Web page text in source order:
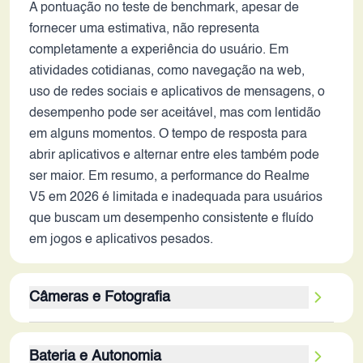
A pontuação no teste de benchmark, apesar de
fornecer uma estimativa, não representa
completamente a experiência do usuário. Em
atividades cotidianas, como navegação na web,
uso de redes sociais e aplicativos de mensagens, o
desempenho pode ser aceitável, mas com lentidão
em alguns momentos. O tempo de resposta para
abrir aplicativos e alternar entre eles também pode
ser maior. Em resumo, a performance do Realme
V5 em 2026 é limitada e inadequada para usuários
que buscam um desempenho consistente e fluído
em jogos e aplicativos pesados.
Câmeras e Fotografia
composta por um sensor principal de 48MP, uma
Bateria e Autonomia